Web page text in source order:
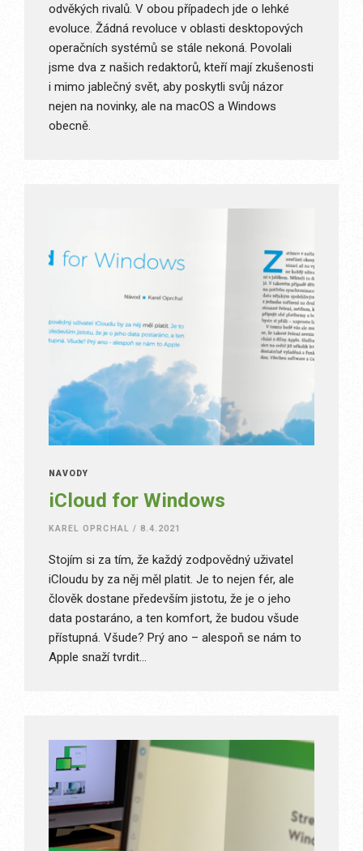
odvěkých rivalů. V obou případech jde o lehké
evoluce. Žádná revoluce v oblasti desktopových
operačních systémů se stále nekoná. Povolali
jsme dva z našich redaktorů, kteří mají zkušenosti
i mimo jablečný svět, aby poskytli svůj názor
nejen na novinky, ale na macOS a Windows
obecně.
NÁVODY
iCloud for Windows
KAREL OPRCHAL / 8.4.2021
Stojím si za tím, že každý zodpovědný uživatel
iCloudu by za něj měl platit. Je to nejen fér, ale
člověk dostane především jistotu, že je o jeho
data postaráno, a ten komfort, že budou všude
přístupná. Všude? Prý ano – alespoň se nám to
Apple snaží tvrdit…